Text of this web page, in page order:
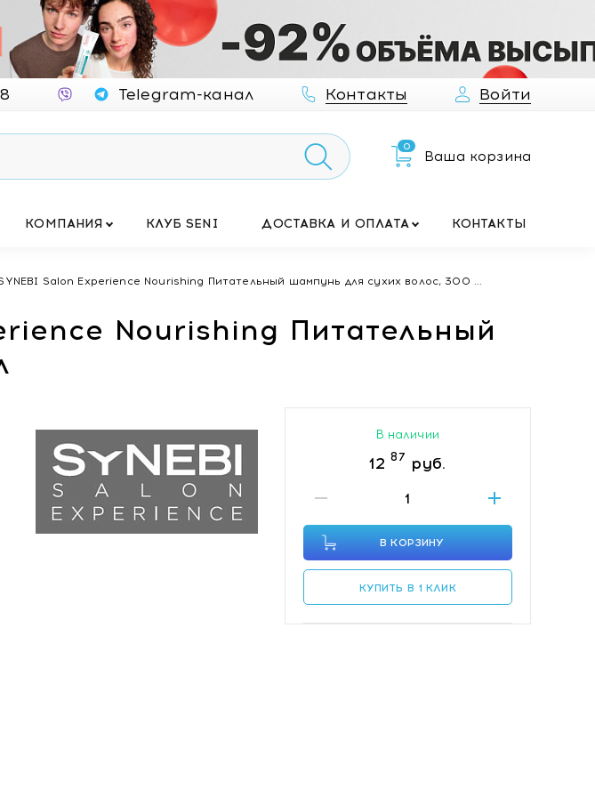
Telegram-канал Контакты Войти
0
Ваша корзина
КОМПАНИЯ КЛУБ SENI ДОСТАВКА И ОПЛАТА КОНТАКТЫ
SYNEBI Salon Experience Nourishing Питательный шампунь для сухих волос, 300 ...
Nourishing Питательный
В наличии
12 87 руб.
В КОРЗИНУ
КУПИТЬ В 1 КЛИК